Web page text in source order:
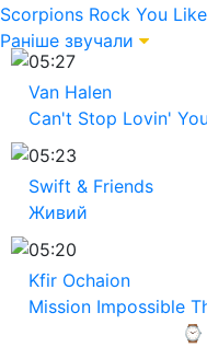
Scorpions Rock You
Раніше звучали
05:27
Van Halen
Can't Stop Lovin' You
05:23
Swift & Friends
Живий
05:20
Kfir Ochaion
Mission Impossible